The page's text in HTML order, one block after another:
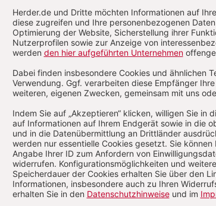
, 19.9.2024, Lesedauer: ca. 6 Minuten /7
s gibt Kirchenthemen, bei denen
nur mit dem Kopf schütteln. Ein
oberschwäbischen Weingarten
barockes Bauwerk, immerhin halb
die Skyline der kleinen Stadt. Die
nördlich der Alpen. Wer
des hellen, großen Raums, der sich
und kommt ins Träumen inmitten
der schönen Skulpturen, Malereien,